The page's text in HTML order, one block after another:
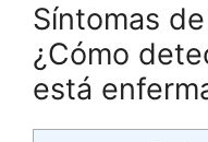
Síntomas
¿Cómo
está